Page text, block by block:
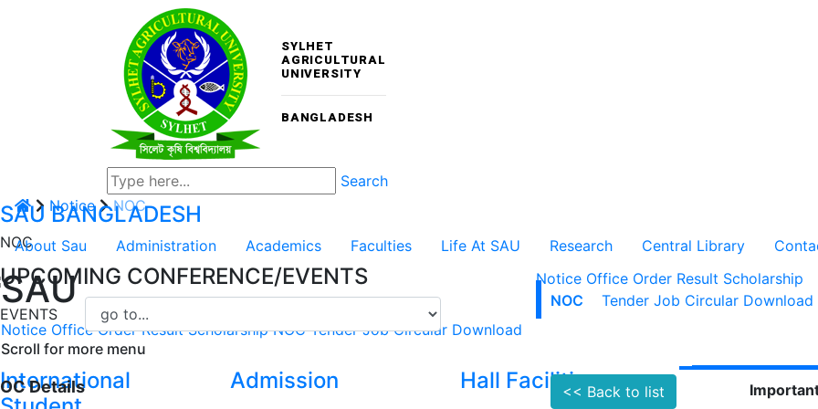
SYLHET
AGRICULTURAL
UNIVERSITY
BANGLADESH
Search
SAUBANGLADESH
About Sau Administration Academics Faculties Life At SAU Research Central Library
UPCOMING CONFERENCE/EVENTS
EVENTS
International
Admission Hall Facilities Campus
Notice
NOC
NOC
SAU
Notice Office Order Result Scholarship NOC Tender Job Circular Download
Scroll for more menu
Notice Office Order Result Scholarship
NOC
Tender Job Circular Download
Details << Back to list